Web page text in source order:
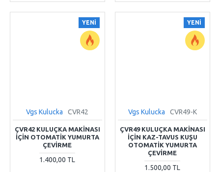
YENI
Vgs Kulucka CVR42
ÇVR42 KULUÇKA MAKİNASI
İÇİN OTOMATİK YUMURTA
ÇEVİRME
1.400,00 TL
YENI
Vgs Kulucka CVR49-K
ÇVR49 KULUÇKA MAKİNASI
İÇİN KAZ-TAVUS KUŞU
OTOMATİK YUMURTA
ÇEVİRME
1.500,00 TL